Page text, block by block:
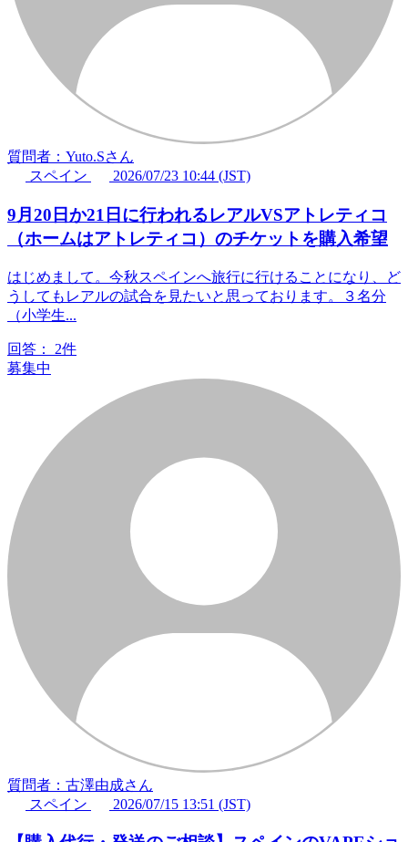
質問者：Yuto.Sさん
スペイン
2026/07/23 10:44 (JST)
9月20日か21日に行われるレアルVSアトレティコ
（ホームはアトレティコ）のチケットを購入希望
はじめまして。今秋スペインへ旅行に行けることになり、ど
うしてもレアルの試合を見たいと思っております。３名分
（小学生...
回答：
2件
募集中
質問者：古澤由成さん
スペイン
2026/07/15 13:51 (JST)